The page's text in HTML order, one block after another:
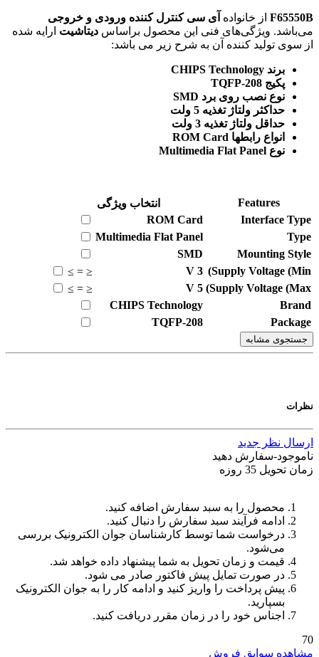
F65550B از خانواده آی سی کنترل کننده ورودی و خروجی
می‌باشد. ویژگی‌های فنی این محصول براساس دیتاشیت ارایه شده
از سوی تولید کننده آن به شرح زیر می باشد:
برند CHIPS Technology
پکیج TQFP-208
نوع نصب روی برد SMD
حداکثر ولتاژ تغذیه 5 ولت
حداقل ولتاژ تغذیه 3 ولت
انواع رابطها ROM Card
نوع Multimedia Flat Panel
Features
انتخاب ویژگی
Interface Type
ROM Card
Type
Multimedia Flat Panel
Mounting Style
SMD
Supply Voltage (Min)
3
V
≤
=
≥
Supply Voltage (Max)
5
V
≤
=
≥
Brand
CHIPS Technology
Package
TQFP-208
جستجوی مشابه
نظرات
ارسال نظر جدید
ناموجود-سفارش دهید
زمان تحویل 35 روزه
محصول را به سبد سفارش اضافه کنید.
ادامه فرآیند سبد سفارش را دنبال کنید.
درخواست شما توسط کارشناسان جوان الکترونیک بررسی
می‌شود.
قیمت و زمان تحویل به شما پیشنهاد داده خواهد شد.
در صورت تمایل پیش فاکتور صادر می شود.
پیش پرداخت را واریز کنید و ادامه کار را به جوان الکترونیک
بسپارید.
اجناس خود را در زمان مقرر دریافت کنید.
70
مشاهده سوابق فروش